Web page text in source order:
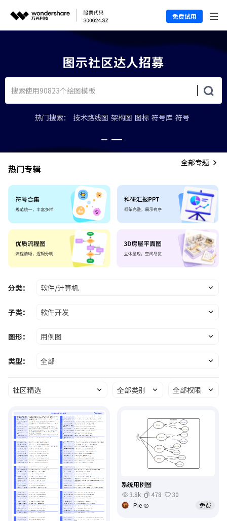
免费试用
图示社区达人招募
热门搜索： 技术路线图 架构图 图标 符号库 符号
热门专辑
全部专题
分类： 软件/计算机
子类： 软件开发
图形： 用例图
类型： 全部
社区精选 全部类别 全部权限
系统用例图
3.8k
478
30
Pie 🥨
免费